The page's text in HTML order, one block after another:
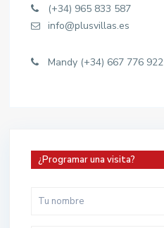
(+34) 965 833 587
info@plusvillas.es
Mandy (+34) 667 776 922
¿Programar una visita?